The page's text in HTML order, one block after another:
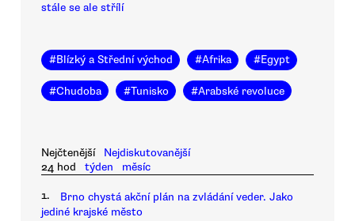
stále se ale střílí
#Blízký a Střední východ #Afrika #Egypt
#Chudoba #Tunisko #Arabské revoluce
Nejčtenější
Nejdiskutovanější
24 hod
týden měsíc
1.
Brno chystá akční plán na zvládání veder. Jako
jediné krajské město